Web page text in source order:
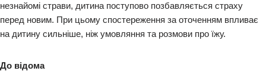
незнайомі страви, дитина поступово позбавляється страху
перед новим. При цьому спостереження за оточенням впливає
на дитину сильніше, ніж умовляння та розмови про їжу.
До відома